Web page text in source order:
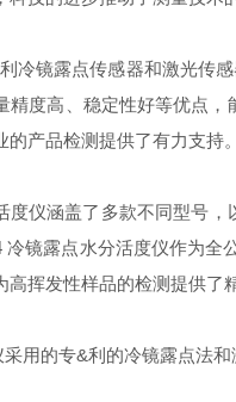
冷镜露点传感器和激光传
精度高、稳定性好等优点，
产品检测提供了有力支持。
度仪涵盖了多款不同型号
冷镜露点水分活度仪作为全
挥发性样品的检测提供了
用的专&利 的冷镜露点法